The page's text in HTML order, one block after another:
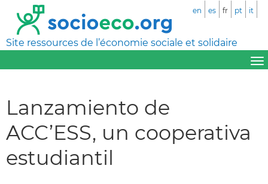
Site ressources de l’économie sociale et solidaire
en es fr pt it
Lanzamiento de
ACC’ESS, un cooperativa
estudiantil